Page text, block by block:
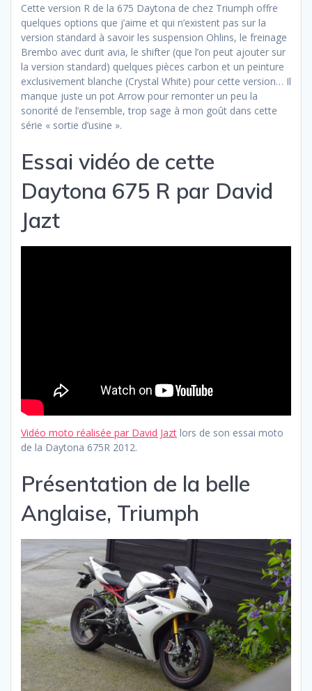
Cette version R de la 675 Daytona de chez Triumph offre
quelques options que j’aime et qui n’existent pas sur la
version standard à savoir les suspension Ohlins, le freinage
Brembo avec durit avia, le shifter (que l’on peut ajouter sur
la version standard) quelques pièces carbon et un peinture
exclusivement blanche (Crystal White) pour cette version… Il
manque juste un pot Arrow pour remonter un peu la
sonorité de l’ensemble, trop sage à mon goût dans cette
série « sortie d’usine ».
Essai vidéo de cette
Daytona 675 R par David
Jazt
Vidéo moto réalisée par David Jazt lors de son essai moto
de la Daytona 675R 2012.
Présentation de la belle
Anglaise, Triumph